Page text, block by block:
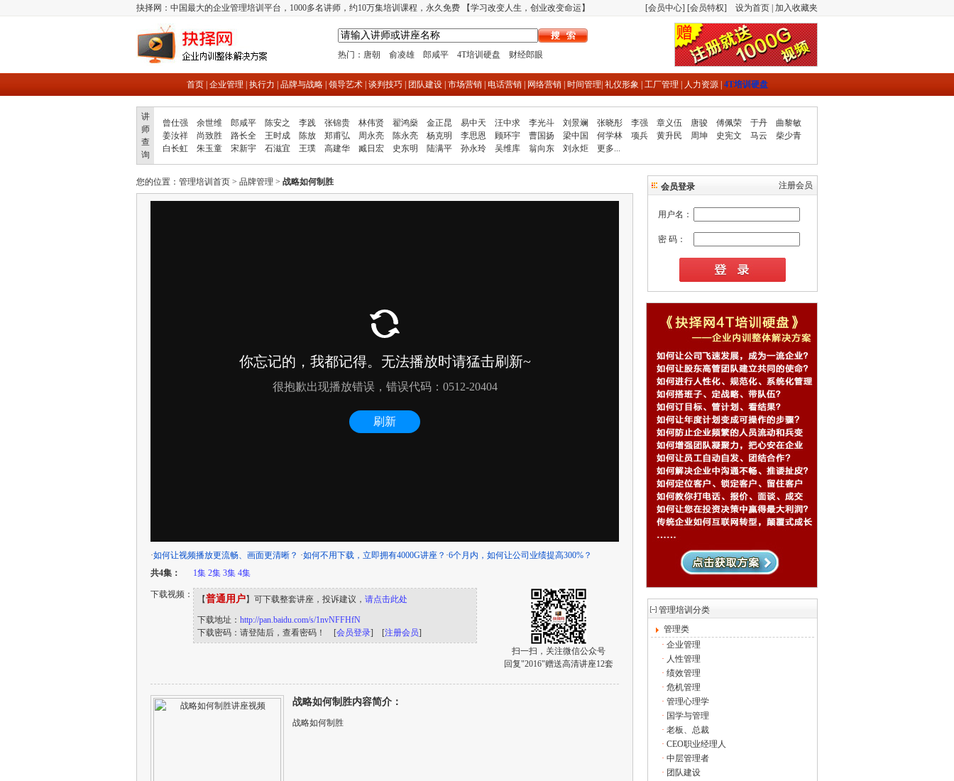
抉择网：中国最大的企业管理培训平台，1000多名讲师，约10万集培训课程，永久免费 【学习改变人生，创业改变命运】 [会员中心] [会员特权] 设为首页 加入收藏夹
热门： 唐朝 俞凌雄 郎咸平 4T培训硬盘 财经郎眼
首页| 企业管理 执行力 品牌与战略| 领导艺术| 谈判技巧| 团队建设| 市场营销| 电话营销| 网络营销| 时间管理 礼仪形象 工厂管理 人力资源| 4T培训硬盘
讲
师
查
询
曾仕强 余世维 郎咸平 陈安之 李践 张锦贵 林伟贤 翟鸿燊 金正昆 易中天 汪中求 李光斗 刘景斓 张晓彤 李强 章义伍 唐骏 傅佩荣 于丹
曲黎敏
姜汝祥
尚致胜 路长全 王时成 陈放 郑甫弘 周永亮 陈永亮 杨克明 李思恩 顾环宇 曹国扬 梁中国 何学林 项兵 黄升民 周坤 史宪文 马云
柴少青
白长虹
朱玉童 宋新宇 石滋宜 王璞 高建华 臧日宏 史东明 陆满平 孙永玲 吴维库 翁向东 刘永炬 更多...
您的位置： 管理培训首页 > 品牌管理 > 战略如何制胜
·如何让视频播放更流畅、画面更清晰？ ·如何不用下载，立即拥有4000G讲座？ ·6个月内，如何让公司业绩提高300%？
共4集：
1集 2集 3集 4集
下载视频： 【普通用户】可下载整套讲座，投诉建议， 请点击此处
下载地址： http://pan.baidu.com/s/1nvNFFHfN
下载密码：请登陆后，查看密码！ [会员登录] [注册会员]
扫一扫，关注微信公众号
回复"2016"赠送高清讲座12套
战略如何制胜内容简介：
战略如何制胜
会员登录 注册会员
用户名：
密 码：
管理培训分类
管理类
· 企业管理
· 人性管理
· 绩效管理
· 危机管理
· 管理心理学
· 国学与管理
· 老板、总裁
· CEO职业经理人
· 中层管理者
· 团队建设